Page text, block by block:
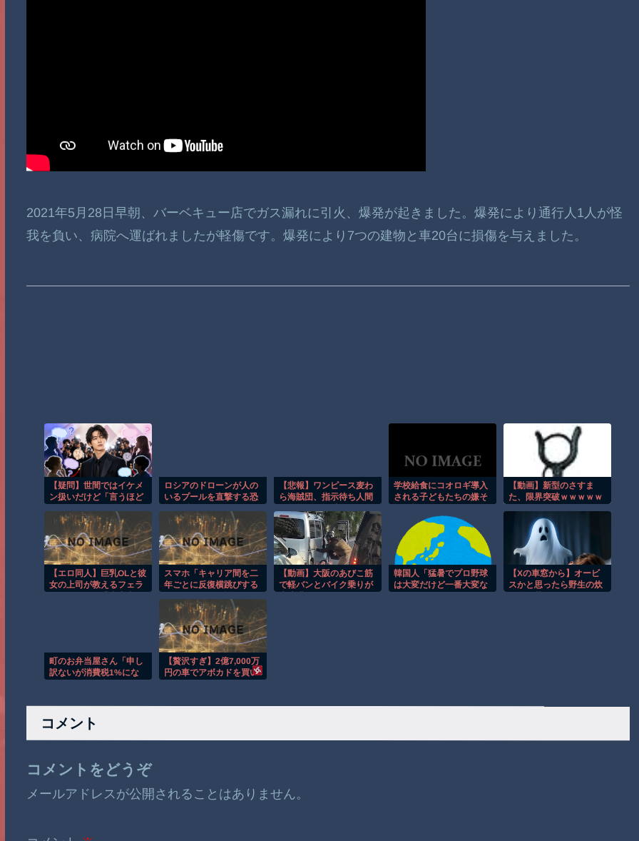
2021年5月28日早朝、バーベキュー店でガス漏れに引火、爆発が起きました。爆発により通行人1人が怪
我を負い、病院へ運ばれましたが軽傷です。爆発により7つの建物と車20台に損傷を与えました。
【疑問】世間ではイケメ
ン扱いだけど「言うほど
る？
ロシアのドローンが人の
いるプールを直撃する恐
【悲報】ワンピース麦わ
ら海賊団、指示待ち人間
う…
学校給食にコオロギ導入
される子どもたちの嫌そ
【動画】新型のさすま
た、限界突破ｗｗｗｗｗ
【エロ同人】巨乳OLと彼
女の上司が教えるフェラ
スマホ「キャリア間を二
年ごとに反復横跳びする
んの？？？？？
【動画】大阪のあびこ筋
で軽バンとバイク乗りが
韓国人「猛暑でプロ野球
は大変だけど一番大変な
【Xの車窓から】オービ
スかと思ったら野生の炊
町のお弁当屋さん「申し
訳ないが消費税1%にな
も！」
【贅沢すぎ】2億7,000万
円の車でアボカドを買い
コメント
コメントをどうぞ
メールアドレスが公開されることはありません。